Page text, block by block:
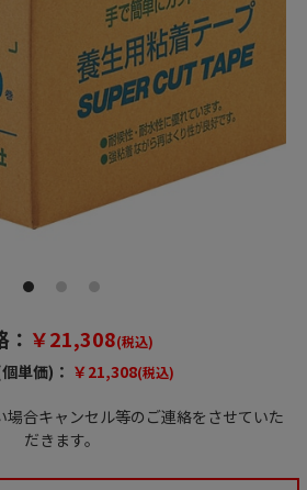
￥21,308(税込)
単価)： ￥21,308(税込)
合キャンセル等のご連絡をさせていた
だきます。